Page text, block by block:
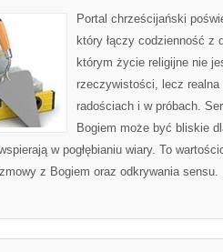
Portal chrześcijański
który łączy codzienność z
którym życie religijne nie
rzeczywistości, lecz
radościach i w próbach.
Bogiem może być bliskie
w pogłębianiu wiary. To
z Bogiem oraz odkrywania sensu.